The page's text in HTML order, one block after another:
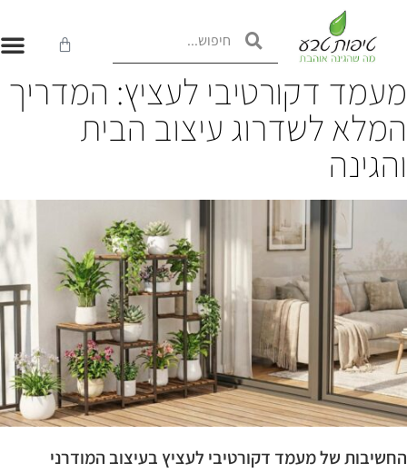
דקורטיבי לעציץ: המדריך
לשדרוג עיצוב הבית
של מעמד דקורטיבי לעציץ בעיצוב המודרני